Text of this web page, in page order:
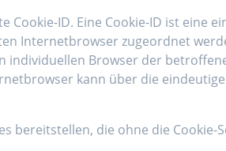
ID. Eine Cookie-ID ist eine
Internetbrowser zugeordnet
individuellen Browser der
kann über die eindeutige
bereitstellen, die ohne die Cookie-